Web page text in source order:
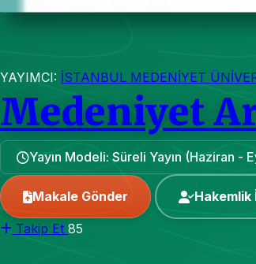
YAYIMCI: İSTANBUL MEDENİYET
Medeniyet
Yayın Modeli: Süreli Yayın (Haziran -
Makale Gönder Hakemlik
Takip Et 85